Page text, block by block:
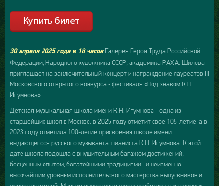
30 апреля 2025 года в 18 часовГалерея Героя Труда Российской
Федерации, Народного художника СССР, академика РАХ А. Шилова
приглашает на заключительный концерт и награждение лауреатов III
Московского открытого конкурса - фестиваля «Под знаком К.Н.
Игумнова».
Детская музыкальная школа имени К.Н. Игумнова - одна из
старшейших школ в Москве, в 2025 году отметит свое 105-летие, а в
2023 году отметила 100-летие присвоения школе имени
выдающегося русского музыканта, пианиста К.Н. Игумнова. К этой
дате школа подошла с внушительным багажом достижений,
бесценным опытом, богатейшими традициями и неизменно
высочайшим уровнем исполнительского мастерства выпускников и